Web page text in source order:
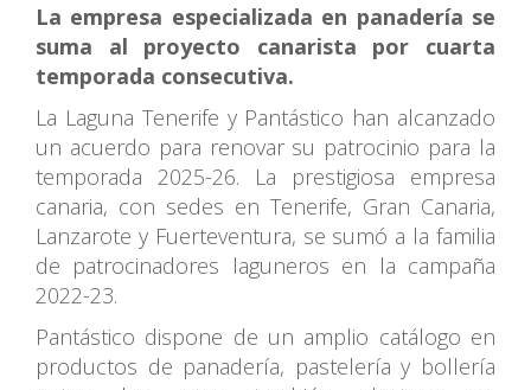
La empresa especializada en panadería se
suma al proyecto canarista por cuarta
temporada consecutiva.
La Laguna Tenerife y Pantástico han alcanzado
un acuerdo para renovar su patrocinio para la
temporada 2025-26. La prestigiosa empresa
canaria, con sedes en Tenerife, Gran Canaria,
Lanzarote y Fuerteventura, se sumó a la familia
de patrocinadores laguneros en la campaña
2022-23.
Pantástico dispone de un amplio catálogo en
productos de panadería, pastelería y bollería